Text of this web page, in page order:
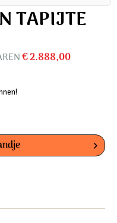
TAPIJTE
€ 2.888,00